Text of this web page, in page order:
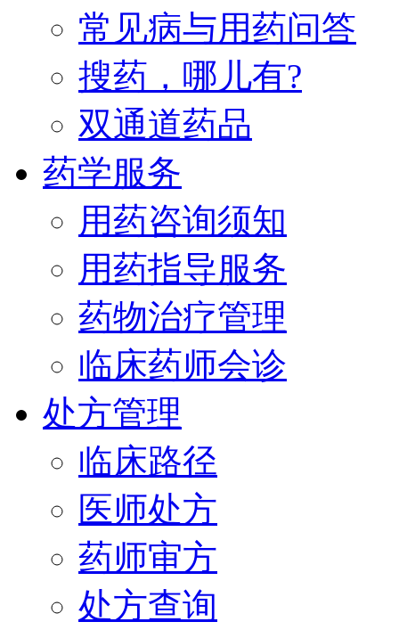
常见病与用药问答
搜药，哪儿有?
双通道药品
药学服务
用药咨询须知
用药指导服务
药物治疗管理
临床药师会诊
处方管理
临床路径
医师处方
药师审方
处方查询